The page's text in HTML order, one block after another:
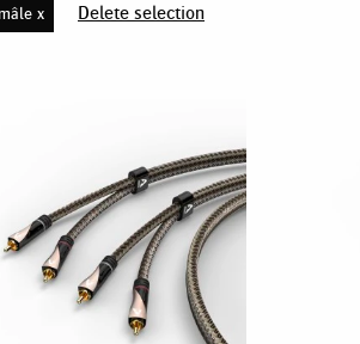
x Delete selection